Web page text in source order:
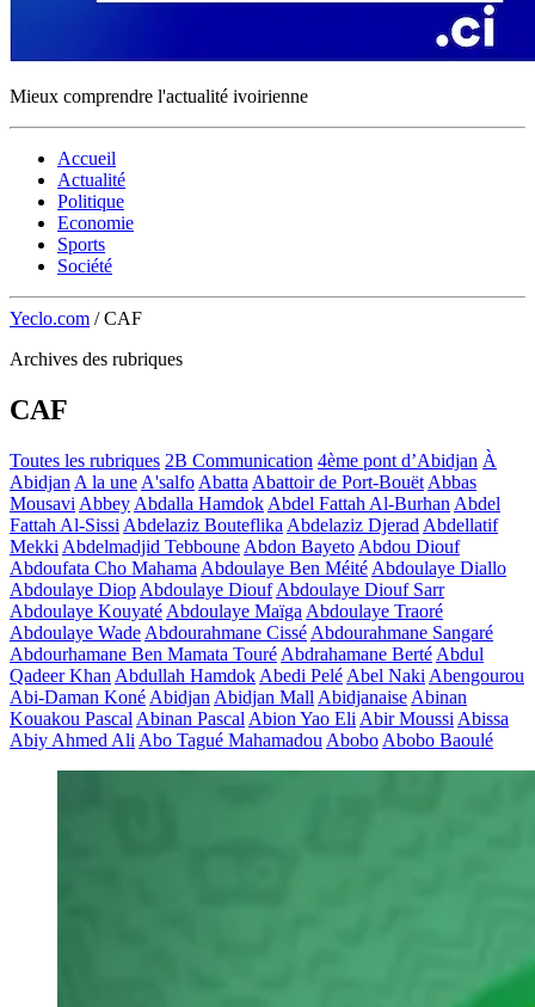
Mieux comprendre l'actualité ivoirienne
Accueil
Actualité
Politique
Economie
Sports
Société
Yeclo.com / CAF
Archives des rubriques
CAF
Toutes les rubriques 2B Communication 4ème pont d’Abidjan À
Abidjan A la une A'salfo Abatta Abattoir de Port-Bouët Abbas
Mousavi Abbey Abdalla Hamdok Abdel Fattah Al-Burhan Abdel
Fattah Al-Sissi Abdelaziz Bouteflika Abdelaziz Djerad Abdellatif
Mekki Abdelmadjid Tebboune Abdon Bayeto Abdou Diouf
Abdoufata Cho Mahama Abdoulaye Ben Méité Abdoulaye Diallo
Abdoulaye Diop Abdoulaye Diouf Abdoulaye Diouf Sarr
Abdoulaye Kouyaté Abdoulaye Maïga Abdoulaye Traoré
Abdoulaye Wade Abdourahmane Cissé Abdourahmane Sangaré
Abdourhamane Ben Mamata Touré Abdrahamane Berté Abdul
Qadeer Khan Abdullah Hamdok Abedi Pelé Abel Naki Abengourou
Abi-Daman Koné Abidjan Abidjan Mall Abidjanaise Abinan
Kouakou Pascal Abinan Pascal Abion Yao Eli Abir Moussi Abissa
Abiy Ahmed Ali Abo Tagué Mahamadou Abobo Abobo Baoulé